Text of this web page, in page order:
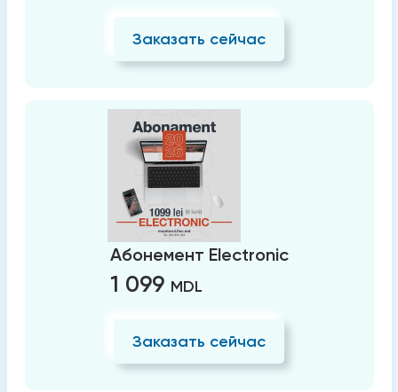
Заказать сейчас
Абонемент Electronic
1 099 MDL
Заказать сейчас